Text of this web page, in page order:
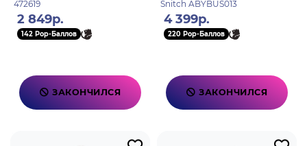
472619
2 849р.
142 Pop-Баллов
ЗАКОНЧИЛСЯ
Snitch ABYBUS013
4 399р.
220 Pop-Баллов
ЗАКОНЧИЛСЯ